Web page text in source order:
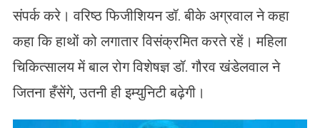
संपर्क करे। वरिष्ठ फिजीशियन डॉ. बीके अग्रवाल ने कहा
कहा कि हाथों को लगातार विसंक्रमित करते रहें। महिला
चिकित्सालय में बाल रोग विशेषज्ञ डॉ. गौरव खंडेलवाल ने
जितना हँसेंगे, उतनी ही इम्युनिटी बढ़ेगी।